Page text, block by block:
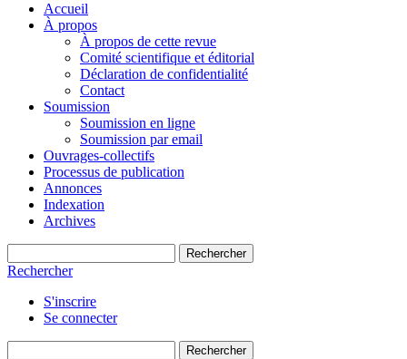
Accueil
À propos
À propos de cette revue
Comité scientifique et éditorial
Déclaration de confidentialité
Contact
Soumission
Soumission en ligne
Soumission par email
Ouvrages-collectifs
Processus de publication
Annonces
Indexation
Archives
Rechercher
Rechercher
S'inscrire
Se connecter
Rechercher